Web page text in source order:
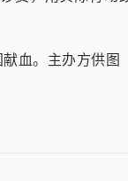
血。主办方供图